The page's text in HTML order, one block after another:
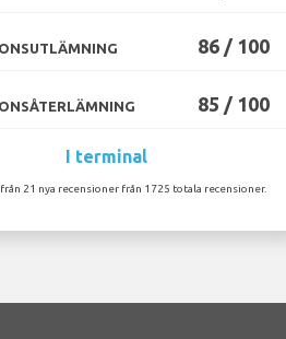
86 / 100
85 / 100
I terminal
21 nya recensioner från 1725 totala recensioner.